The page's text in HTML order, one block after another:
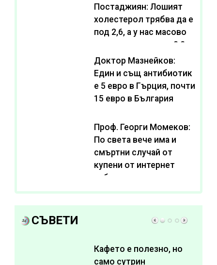
Постаджиян: Лошият
холестерол трябва да е
под 2,6, а у нас масово
се живее с нива от 3,2
Доктор Мазнейков:
Един и същ антибиотик
e 5 евро в Гърция, почти
15 евро в България
Проф. Георги Момеков:
По света вече има и
смъртни случай от
купени от интернет
субстанции за
отслабване
СЪВЕТИ
Кафето е полезно, но
само сутрин